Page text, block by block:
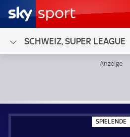
SCHWEIZ, SUPER LEAGUE
SPIELENDE
P